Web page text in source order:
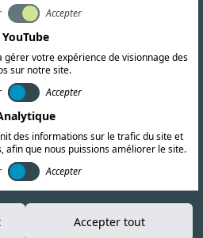
services complets de
et de sécurité. Notre
des recherches
et fournit des
pour vous aider à
le paysage de la
avec confiance.
Accepter
YouTube
gérer votre expérience de visionnage des
sur notre site.
Accepter
des informations sur le trafic du site et
afin que nous puissions améliorer le site.
Accepter
Accepter tout